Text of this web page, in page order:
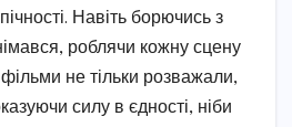
Навіть борючись з
роблячи кожну сцену
не тільки розважали,
силу в єдності, ніби